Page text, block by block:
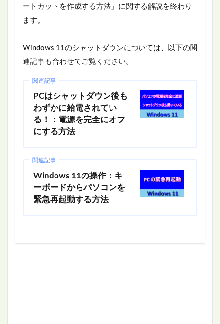
ートカットを作成する方法」に関する解説を終わり
ます。
Windows 11のシャットダウンについては、以下の関
連記事も合わせてご覧ください。
関連記事
PCはシャットダウン後も
わずかに給電されてい
る！：電源を完全にオフ
にする方法
関連記事
Windows 11の操作：キ
ーボードからパソコンを
緊急再起動する方法